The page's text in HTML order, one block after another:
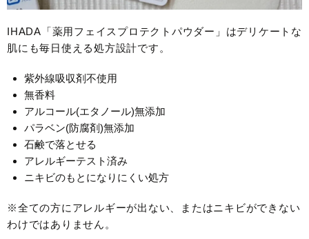
IHADA「薬用フェイスプロテクトパウダー」はデリケートな
肌にも毎日使える処方設計です。
紫外線吸収剤不使用
無香料
アルコール(エタノール)無添加
パラベン(防腐剤)無添加
石鹸で落とせる
アレルギーテスト済み
ニキビのもとになりにくい処方
※全ての方にアレルギーが出ない、またはニキビができない
わけではありません。